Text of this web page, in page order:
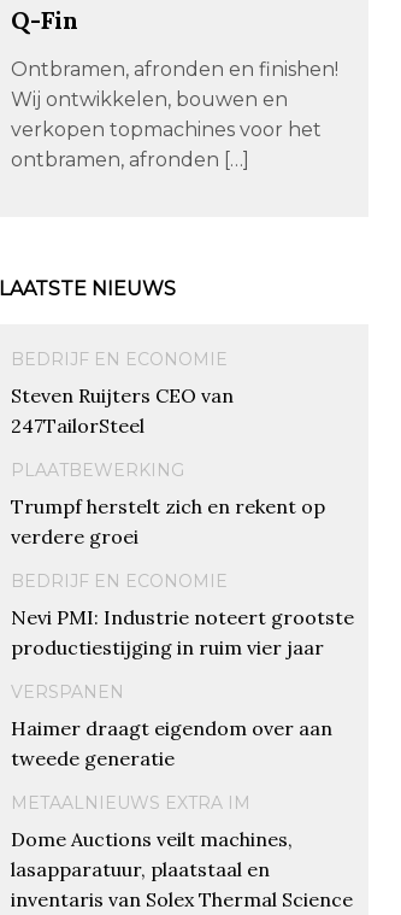
Q-Fin
Ontbramen, afronden en finishen!
Wij ontwikkelen, bouwen en
verkopen topmachines voor het
ontbramen, afronden […]
LAATSTE NIEUWS
BEDRIJF EN ECONOMIE
Steven Ruijters CEO van
247TailorSteel
PLAATBEWERKING
Trumpf herstelt zich en rekent op
verdere groei
BEDRIJF EN ECONOMIE
Nevi PMI: Industrie noteert grootste
productiestijging in ruim vier jaar
VERSPANEN
Haimer draagt eigendom over aan
tweede generatie
METAALNIEUWS EXTRA IM
Dome Auctions veilt machines,
lasapparatuur, plaatstaal en
inventaris van Solex Thermal Science